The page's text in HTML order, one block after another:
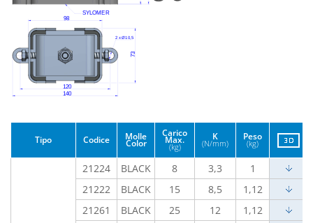
Tipo Codice Molle
Color
Carico
Max.
(kg)
K
(N/mm)
Peso
(kg)
21224 BLACK 8 3,3
1
21222
BLACK 15 8,5
1,12
21261
BLACK 25 12
1,12